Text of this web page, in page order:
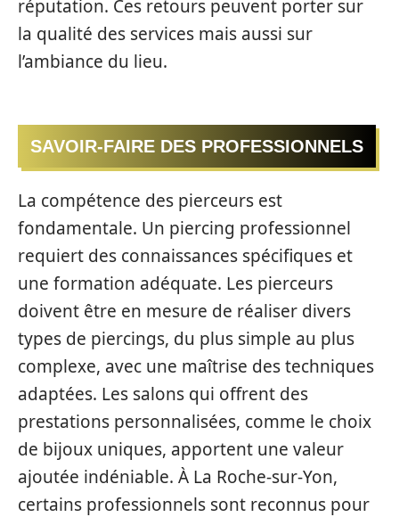
réputation. Ces retours peuvent porter sur
la qualité des services mais aussi sur
l’ambiance du lieu.
SAVOIR-FAIRE DES PROFESSIONNELS
La compétence des pierceurs est
fondamentale. Un piercing professionnel
requiert des connaissances spécifiques et
une formation adéquate. Les pierceurs
doivent être en mesure de réaliser divers
types de piercings, du plus simple au plus
complexe, avec une maîtrise des techniques
adaptées. Les salons qui offrent des
prestations personnalisées, comme le choix
de bijoux uniques, apportent une valeur
ajoutée indéniable. À La Roche-sur-Yon,
certains professionnels sont reconnus pour